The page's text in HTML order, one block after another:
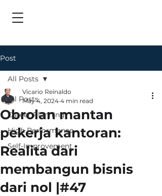
Post
All Posts
Career Planning
High Performance
Self-Improvement
All Posts
Obrolan mantan
pekerja kantoran:
Realita dari
membangun bisnis
dari nol |#47
Vicario Reinaldo
May 4, 2024 4 min read